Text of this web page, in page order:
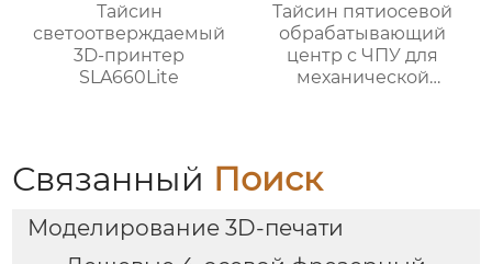
Тайсин
светоотверждаемый
3D-принтер
SLA660Lite
Тайсин пятиосевой
обрабатывающий
центр с ЧПУ для
механической
Связанный Поиск
Моделирование 3D-печати